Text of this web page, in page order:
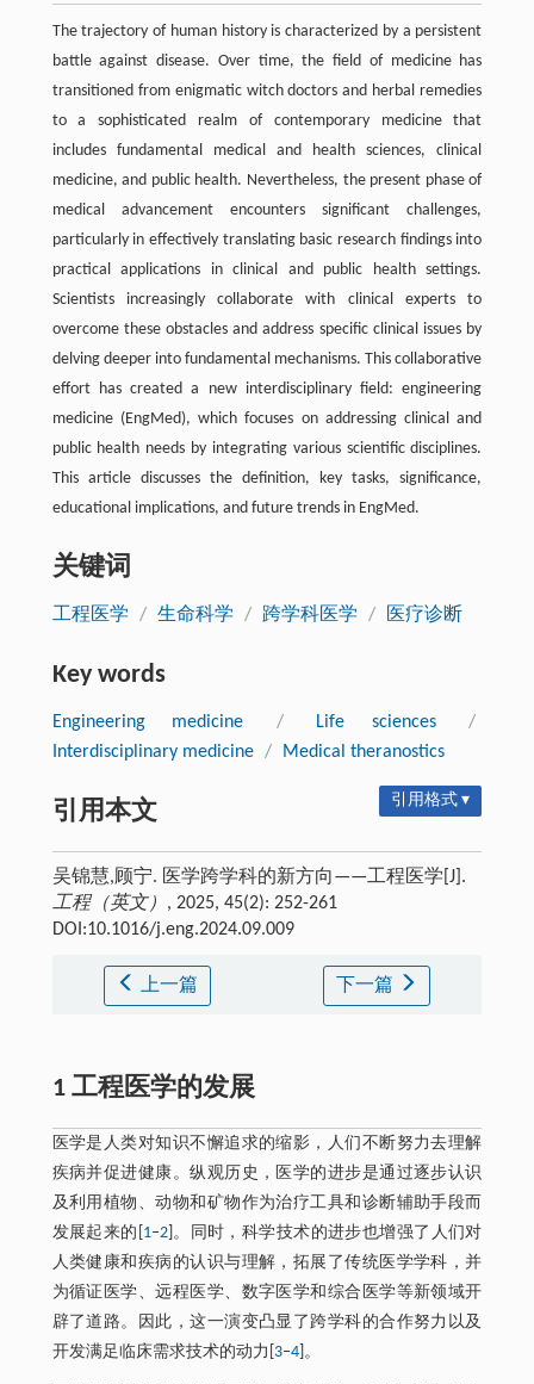
The trajectory of human history is characterized by a persistent
battle against disease. Over time, the field of medicine has
transitioned from enigmatic witch doctors and herbal remedies
to a sophisticated realm of contemporary medicine that
includes fundamental medical and health sciences, clinical
medicine, and public health. Nevertheless, the present phase of
medical advancement encounters significant challenges,
particularly in effectively translating basic research findings into
practical applications in clinical and public health settings.
Scientists increasingly collaborate with clinical experts to
overcome these obstacles and address specific clinical issues by
delving deeper into fundamental mechanisms. This collaborative
effort has created a new interdisciplinary field: engineering
medicine (EngMed), which focuses on addressing clinical and
public health needs by integrating various scientific disciplines.
This article discusses the definition, key tasks, significance,
educational implications, and future trends in EngMed.
关键词
工程医学 / 生命科学 / 跨学科医学 / 医疗诊断
Key words
Engineering medicine / Life sciences
/
Interdisciplinary medicine / Medical theranostics
引用本文 引用格式 ▾
吴锦慧,顾宁. 医学跨学科的新方向——工程医学[J].
工程（英文） , 2025, 45(2): 252-261
DOI:10.1016/j.eng.2024.09.009
上一篇 下一篇
1 工程医学的发展
医学是人类对知识不懈追求的缩影，人们不断努力去理解
疾病并促进健康。纵观历史，医学的进步是通过逐步认识
及利用植物、动物和矿物作为治疗工具和诊断辅助手段而
发展起来的[ 1‒2]。同时，科学技术的进步也增强了人们对
人类健康和疾病的认识与理解，拓展了传统医学学科，并
为循证医学、远程医学、数字医学和综合医学等新领域开
辟了道路。因此，这一演变凸显了跨学科的合作努力以及
开发满足临床需求技术的动力[ 3‒4]。